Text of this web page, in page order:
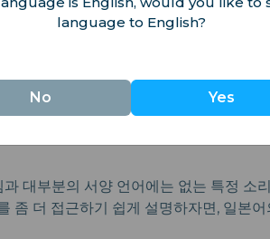
언어적 레지스터와 어조를 쌓아주어,
과제가 되었습니다.
문자
대부분의 서양 언어에는 없는 특정 소
좀 더 접근하기 쉽게 설명하자면, 일본
language to English?
No Yes